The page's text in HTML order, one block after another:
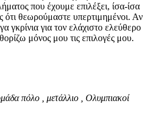
που έχουμε επιλέξει, ίσα-ίσα
ότι θεωρούμαστε υπερτιμημένοι. Αν
γκρίνια για τον ελάχιστο ελεύθερο
μόνος μου τις επιλογές μου.
πόλο , μετάλλιο , Ολυμπιακοί